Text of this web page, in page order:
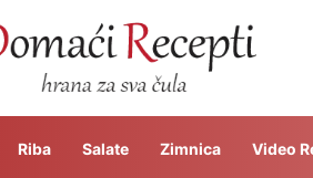
Riba Salate Zimnica Video